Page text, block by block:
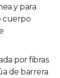
y para
cuerpo
por fibras
de barrera